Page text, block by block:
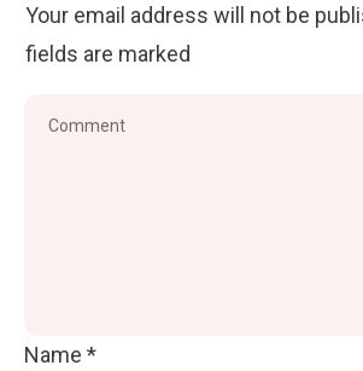
Your email address will not be
fields are marked
Name *